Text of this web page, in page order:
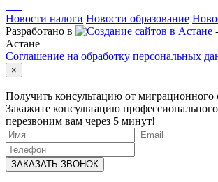
Новости налоги Новости образование
Разработано в
Астане
Соглашение на обработку персональных
×
Получить консультацию от миграционного
Закажите консультацию
перезвоним вам через 5 минут!
ЗАКАЗАТЬ ЗВОНОК